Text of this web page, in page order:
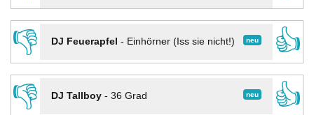
👎
neu
DJ Feuerapfel - Einhörner (Iss sie nicht!)
👍
👎
neu
DJ Tallboy- 36 Grad
👍